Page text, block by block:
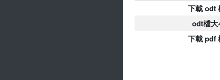
下載 odt
odt檔大
下載 pdf